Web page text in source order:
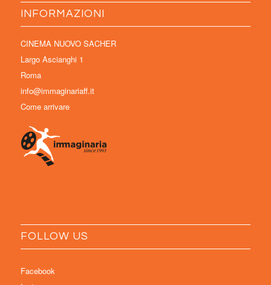
INFORMAZIONI
CINEMA NUOVO SACHER
Largo Ascianghi 1
Roma
info@immaginariaff.it
Come arrivare
FOLLOW US
Facebook